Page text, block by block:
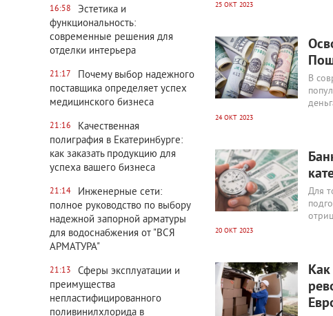
16:58
Эстетика и
функциональность:
современные решения для
отделки интерьера
21:17
Почему выбор надежного
поставщика определяет успех
медицинского бизнеса
21:16
Качественная
полиграфия в Екатеринбурге:
как заказать продукцию для
успеха вашего бизнеса
21:14
Инженерные сети:
полное руководство по выбору
надежной запорной арматуры
для водоснабжения от "ВСЯ
АРМАТУРА"
21:13
Сферы эксплуатации и
преимущества
непластифицированного
поливинилхлорида в
25 ОКТ 2023
‍В
24 ОКТ 2023
Для
20 ОКТ 2023